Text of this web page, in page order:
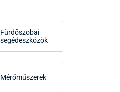
Fürdőszobai
segédeszközök
Mérőműszerek